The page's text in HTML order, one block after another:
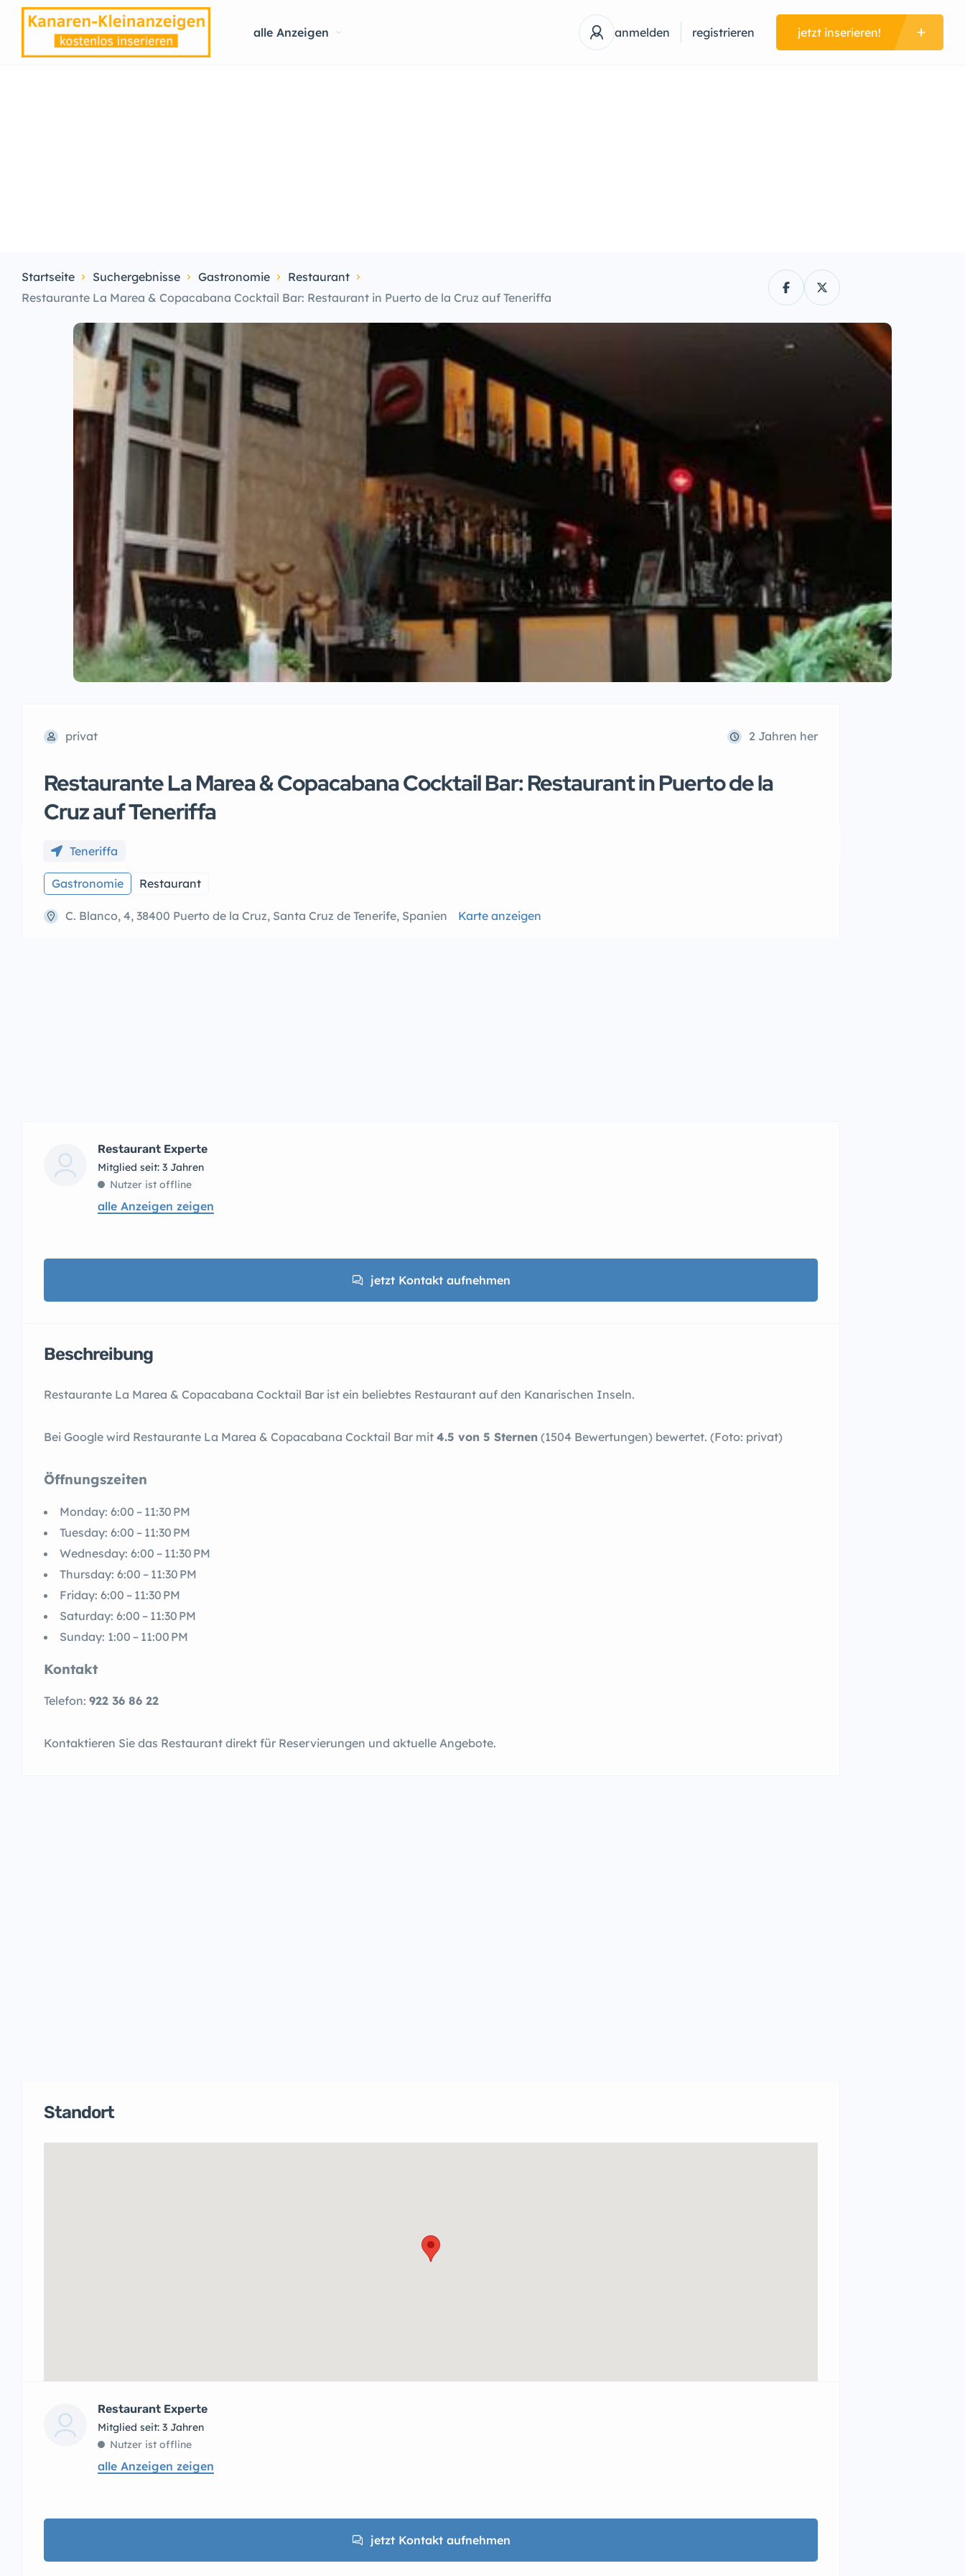
alle Anzeigen anmelden registrieren jetzt inserieren!
Startseite Suchergebnisse Gastronomie
Restaurant
Restaurante La Marea & Copacabana Cocktail Bar: Restaurant in Puerto de la Cruz auf Teneriffa
privat 2 Jahren her
Restaurante La Marea & Copacabana Cocktail Bar: Restaurant in Puerto de la
Cruz auf Teneriffa
Teneriffa
Gastronomie Restaurant
C. Blanco, 4, 38400 Puerto de la Cruz, Santa Cruz de Tenerife, Spanien Karte anzeigen
Restaurant Experte
Mitglied seit: 3 Jahren
Nutzer ist offline
alle Anzeigen zeigen
jetzt Kontakt aufnehmen
Beschreibung
Restaurante La Marea & Copacabana Cocktail Bar ist ein beliebtes Restaurant auf den Kanarischen Inseln.
Bei Google wird Restaurante La Marea & Copacabana Cocktail Bar mit 4.5 von 5 Sternen (1504 Bewertungen) bewertet. (Foto: privat)
Öffnungszeiten
Monday: 6:00 – 11:30 PM
Tuesday: 6:00 – 11:30 PM
Wednesday: 6:00 – 11:30 PM
Thursday: 6:00 – 11:30 PM
Friday: 6:00 – 11:30 PM
Saturday: 6:00 – 11:30 PM
Sunday: 1:00 – 11:00 PM
Kontakt
Telefon: 922 36 86 22
Kontaktieren Sie das Restaurant direkt für Reservierungen und aktuelle Angebote.
Standort
Restaurant Experte
Mitglied seit: 3 Jahren
Nutzer ist offline
alle Anzeigen zeigen
jetzt Kontakt aufnehmen